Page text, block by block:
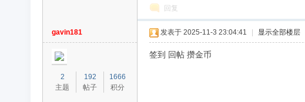
回复
gavin181
2
主题
192
帖子
1666
积分
发表于 2025-11-3 23:04:41 显示全部楼层
签到 回帖 攒金币